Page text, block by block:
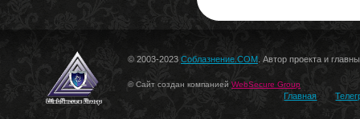
© 2003-2023 Соблазнение.COM . Автор проекта и
© Сайт создан компанией WebSecure Group
Главная